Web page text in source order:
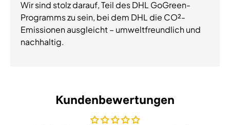
Wir sind stolz darauf, Teil des DHL GoGreen-
Programms zu sein, bei dem DHL die CO²-
Emissionen ausgleicht – umweltfreundlich und
nachhaltig.
Kundenbewertungen